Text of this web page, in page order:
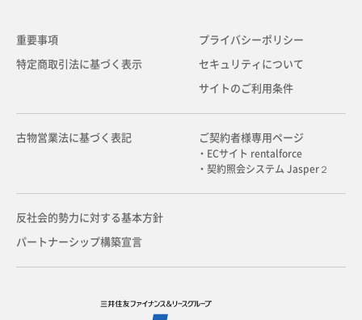
重要事項
特定商取引法に基づく表示
プライバシーポリシー
セキュリティについて
サイトのご利用条件
古物営業法に基づく表記 ご契約者様専用ページ
・ECサイト rentalforce
・契約照会システム Jasper２
反社会的勢力に対する基本方針
パートナーシップ構築宣言